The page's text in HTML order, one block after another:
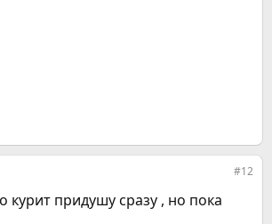
#12
курит придушу сразу , но пока